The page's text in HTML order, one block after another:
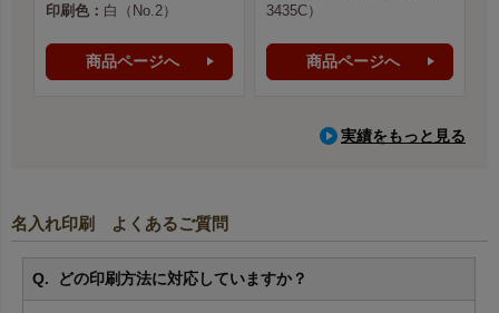
印刷色： 白（No.2）
商品ページへ
3435C）
商品ページへ
実績をもっと見る
名入れ印刷 よくあるご質問
どの印刷方法に対応していますか？